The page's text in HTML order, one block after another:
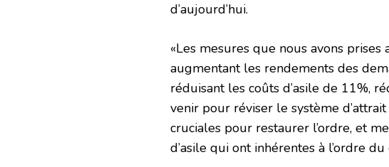
d’aujourd’hui.
«Les mesures que nous avons
augmentant les rendements des
réduisant les coûts d’asile de 11%,
venir pour réviser le système
cruciales pour restaurer l’ordre, et
d’asile qui ont inhérentes à l’ordre